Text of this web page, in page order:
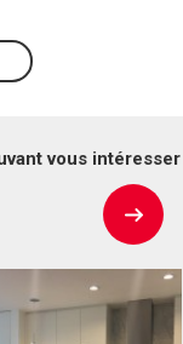
vous intéresser